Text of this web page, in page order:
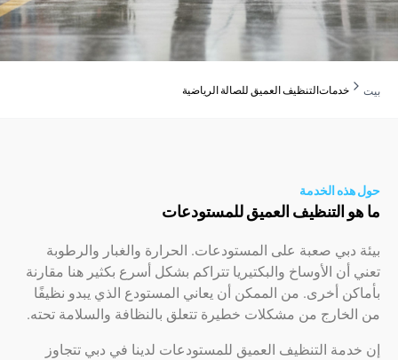
خدماتالتنظيف العميق للصالة الرياضية
الخدمة
التنظيف العميق للمستودعات
صعبة على المستودعات. الحرارة والغبار والرطوبة
الأوساخ والبكتيريا تتراكم بشكل أسرع بكثير هنا مقارنة
أخرى. من الممكن أن يعاني المستودع الذي يبدو نظيفًا
من مشكلات خطيرة تتعلق بالنظافة والسلامة تحته.
التنظيف العميق للمستودعات لدينا في دبي تتجاوز